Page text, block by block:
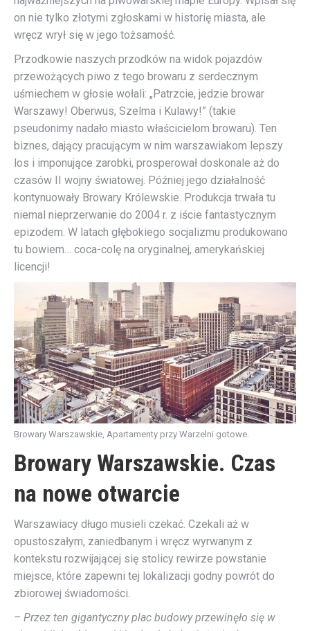
on nie tylko złotymi zgłoskami w historię miasta, ale
wręcz wrył się w jego tożsamość.
Przodkowie naszych przodków na widok pojazdów
przewożących piwo z tego browaru z serdecznym
uśmiechem w głosie wołali: „Patrzcie, jedzie browar
Warszawy! Oberwus, Szelma i Kulawy!” (takie
pseudonimy nadało miasto właścicielom browaru). Ten
biznes, dający pracującym w nim warszawiakom lepszy
los i imponujące zarobki, prosperował doskonale aż do
czasów II wojny światowej. Później jego działalność
kontynuowały Browary Królewskie. Produkcja trwała tu
niemal nieprzerwanie do 2004 r. z iście fantastycznym
epizodem. W latach głębokiego socjalizmu produkowano
tu bowiem… coca-colę na oryginalnej, amerykańskiej
licencji!
Browary Warszawskie, Apartamenty przy Warzelni gotowe.
Browary Warszawskie. Czas
na nowe otwarcie
Warszawiacy długo musieli czekać. Czekali aż w
opustoszałym, zaniedbanym i wręcz wyrwanym z
kontekstu rozwijającej się stolicy rewirze powstanie
miejsce, które zapewni tej lokalizacji godny powrót do
zbiorowej świadomości.
– Przez ten gigantyczny plac budowy przewinęło się w